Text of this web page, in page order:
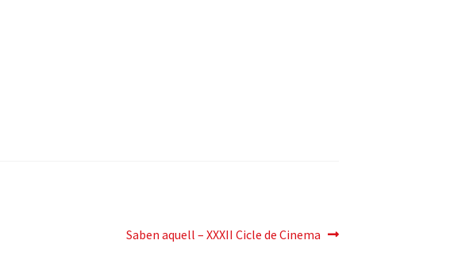
Pròxima
Saben aquell – XXXII Cicle de Cinema